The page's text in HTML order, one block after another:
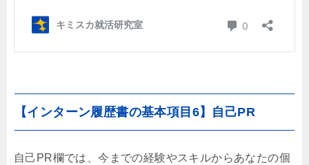
【インターン履歴書の基本項目6】自己PR
自己PR欄では、今までの経験やスキルからあなたの個